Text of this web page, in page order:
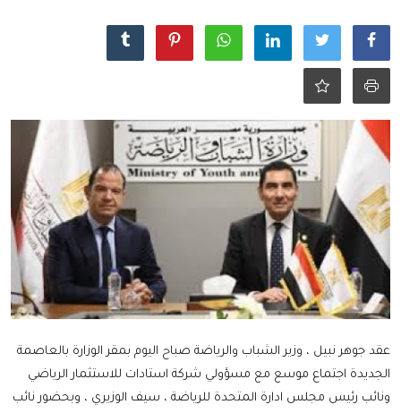
عقد جوهر نبيل ، وزير الشباب والرياضة صباح اليوم بمقر الوزارة بالعاصمة
الجديدة اجتماع موسع مع مسؤولي شركة استادات للاستثمار الرياضي
ونائب رئيس مجلس ادارة المتحدة للرياضة ، سيف الوزيري ، وبحضور نائب